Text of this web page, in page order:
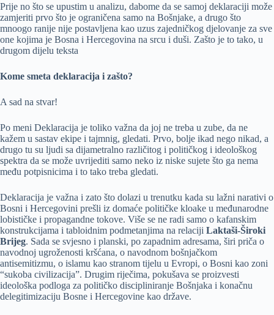
Prije no što se upustim u analizu, dabome da se samoj deklaraciji može
zamjeriti prvo što je ograničena samo na Bošnjake, a drugo što
mnoogo ranije nije postavljena kao uzus zajedničkog djelovanje za sve
one kojima je Bosna i Hercegovina na srcu i duši. Zašto je to tako, u
drugom dijelu teksta
Kome smeta deklaracija i zašto?
A sad na stvar!
Po meni Deklaracija je toliko važna da joj ne treba u zube, da ne
kažem u sastav ekipe i tajmnig, gledati. Prvo, bolje ikad nego nikad, a
drugo tu su ljudi sa dijametralno različitog i političkog i ideološkog
spektra da se može uvrijediti samo neko iz niske sujete što ga nema
među potpisnicima i to tako treba gledati.
Deklaracija je važna i zato što dolazi u trenutku kada su lažni narativi o
Bosni i Hercegovini prešli iz domaće političke kloake u međunarodne
lobističke i propagandne tokove. Više se ne radi samo o kafanskim
konstrukcijama i tabloidnim podmetanjima na relaciji Laktaši-Široki
Brijeg. Sada se svjesno i planski, po zapadnim adresama, širi priča o
navodnoj ugroženosti kršćana, o navodnom bošnjačkom
antisemitizmu, o islamu kao stranom tijelu u Evropi, o Bosni kao zoni
“sukoba civilizacija”. Drugim riječima, pokušava se proizvesti
ideološka podloga za političko discipliniranje Bošnjaka i konačnu
delegitimizaciju Bosne i Hercegovine kao države.